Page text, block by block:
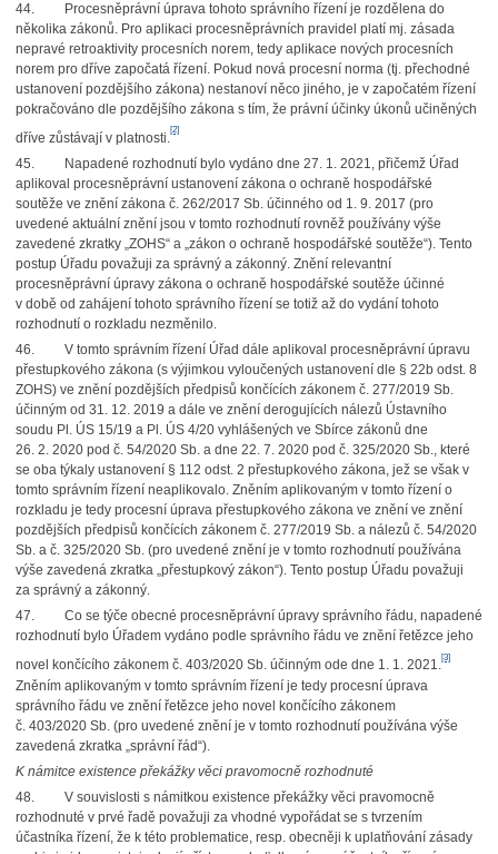
44. Procesněprávní úprava tohoto správního řízení je rozdělena do
několika zákonů. Pro aplikaci procesněprávních pravidel platí mj. zásada
nepravé retroaktivity procesních norem, tedy aplikace nových procesních
norem pro dříve započatá řízení. Pokud nová procesní norma (tj. přechodné
ustanovení pozdějšího zákona) nestanoví něco jiného, je v započatém řízení
pokračováno dle pozdějšího zákona s tím, že právní účinky úkonů učiněných
dříve zůstávají v platnosti.
[2]
45. Napadené rozhodnutí bylo vydáno dne 27. 1. 2021, přičemž Úřad
aplikoval procesněprávní ustanovení zákona o ochraně hospodářské
soutěže ve znění zákona č. 262/2017 Sb. účinného od 1. 9. 2017 (pro
uvedené aktuální znění jsou v tomto rozhodnutí rovněž používány výše
zavedené zkratky „ZOHS“ a „zákon o ochraně hospodářské soutěže“). Tento
postup Úřadu považuji za správný a zákonný. Znění relevantní
procesněprávní úpravy zákona o ochraně hospodářské soutěže účinné
v době od zahájení tohoto správního řízení se totiž až do vydání tohoto
rozhodnutí o rozkladu nezměnilo.
46. V tomto správním řízení Úřad dále aplikoval procesněprávní úpravu
přestupkového zákona (s výjimkou vyloučených ustanovení dle § 22b odst. 8
ZOHS) ve znění pozdějších předpisů končících zákonem č. 277/2019 Sb.
účinným od 31. 12. 2019 a dále ve znění derogujících nálezů Ústavního
soudu Pl. ÚS 15/19 a Pl. ÚS 4/20 vyhlášených ve Sbírce zákonů dne
26. 2. 2020 pod č. 54/2020 Sb. a dne 22. 7. 2020 pod č. 325/2020 Sb., které
se oba týkaly ustanovení § 112 odst. 2 přestupkového zákona, jež se však v
tomto správním řízení neaplikovalo. Zněním aplikovaným v tomto řízení o
rozkladu je tedy procesní úprava přestupkového zákona ve znění ve znění
pozdějších předpisů končících zákonem č. 277/2019 Sb. a nálezů č. 54/2020
Sb. a č. 325/2020 Sb. (pro uvedené znění je v tomto rozhodnutí používána
výše zavedená zkratka „přestupkový zákon“). Tento postup Úřadu považuji
za správný a zákonný.
47. Co se týče obecné procesněprávní úpravy správního řádu, napadené
rozhodnutí bylo Úřadem vydáno podle správního řádu ve znění řetězce jeho
novel končícího zákonem č. 403/2020 Sb. účinným ode dne 1. 1. 2021.
[3]
Zněním aplikovaným v tomto správním řízení je tedy procesní úprava
správního řádu ve znění řetězce jeho novel končícího zákonem
č. 403/2020 Sb. (pro uvedené znění je v tomto rozhodnutí používána výše
zavedená zkratka „správní řád“).
K námitce existence překážky věci pravomocně rozhodnuté
48. V souvislosti s námitkou existence překážky věci pravomocně
rozhodnuté v prvé řadě považuji za vhodné vypořádat se s tvrzením
účastníka řízení, že k této problematice, resp. obecněji k uplatňování zásady